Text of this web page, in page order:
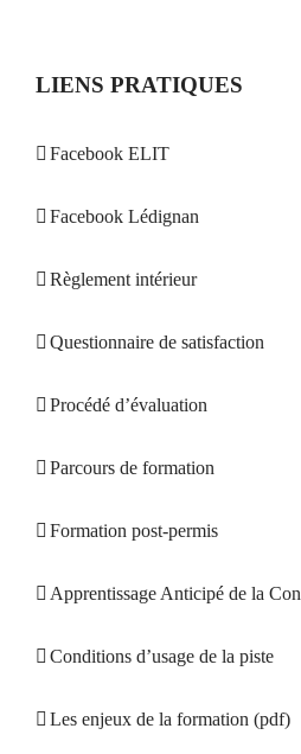
LIENS PRATIQUES
Facebook ELIT
Facebook Lédignan
Règlement intérieur
Questionnaire de satisfaction
Procédé d’évaluation
Parcours de formation
Formation post-permis
Apprentissage Anticipé de la
Conditions d’usage de la piste
Les enjeux de la formation (pdf)